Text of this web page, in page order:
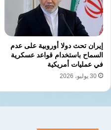
إيران تحث دولا أوروبية على عدم
السماح باستخدام قواعد عسكرية
في عمليات أمريكية
30 يوليو، 2026